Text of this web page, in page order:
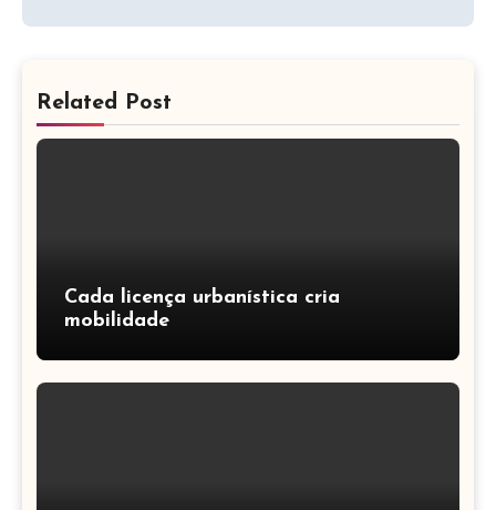
Related Post
Cada licença urbanística cria
mobilidade